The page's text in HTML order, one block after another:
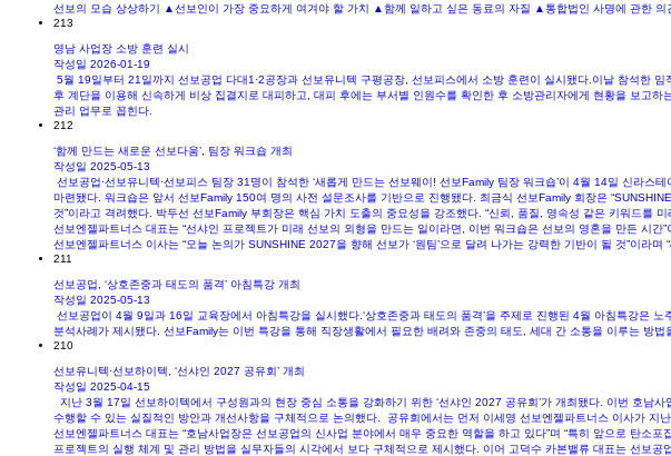
선보의 모습 상상하기 ▲선보인이 가장 중요하게 여겨야 할 가치 ▲함께 일하고 싶은 동료의 자질 ▲통합법인 사명에 관한 의
213
영남 사업장 소방 훈련 실시
작성일 2026-01-19
5월 19일부터 21일까지 선보공업 다대1·2공장과 선보유니텍 구평공장, 선보피스에서 소방 훈련이 실시됐다.이날 참석한
후 계단을 이용해 신속하게 비상 집결지로 대피하고, 대피 후에는 부서별 인원수를 확인한 후 소방관리자에게 현황을 보고
관리 업무로 꼽힌다.
212
‘함께 만드는 새로운 선보다움’, 팀장 워크숍 개최
작성일 2025-05-13
선보공업·선보유니텍·선보피스 팀장 31명이 참석한 ‘새롭게 만드는 선보웨이! 선보Family 팀장 워크숍’이 4월 14일 신라
마련됐다. 워크숍은 앞서 선보Family 150여 명의 사전 설문조사를 기반으로 진행됐다. 최금식 선보Family 회장은
것”이라고 격려했다. 박두선 선보Family 부회장은 핵심 가치 도출의 중요성을 강조했다. “신뢰, 품질, 영속성 같은 키워드를
선보엔젤파트너스 대표는 “선샤인 프로젝트가 미래 선보의 외형을 만드는 일이라면, 이번 워크숍은 선보의 영혼을 만든 시
선보엔젤파트너스 이사는 “오늘 논의가 SUNSHINE 2027을 향해 선보가 ‘원팀’으로 달려 나가는 강력한 기반이 될 것”이
211
선보공업, ‘상호존중과 태도의 품격’ 아침특강 개최
작성일 2025-05-13
선보공업이 4월 9일과 16일 교육장에서 아침특강을 실시했다.‘상호존중과 태도의 품격’을 주제로 진행된 4월 아침특강
분석사례가 제시됐다. 선보Family는 이번 특강을 통해 직장생활에서 필요한 배려와 존중의 태도, 세대 간 소통을 이루는 방법
210
선보유니텍·선보하이텍, ‘선샤인 2027 공유회’ 개최
작성일 2025-04-15
지난 3월 17일 선보하이텍에서 구성원과의 현장 중심 소통을 강화하기 위한 ‘선샤인 2027 공유회’가 개최됐다. 이번 호
수행할 수 있는 실질적인 방안과 개선사항을 구체적으로 논의했다. 공유회에서는 먼저 이세영 선보엔젤파트너스 이사가
선보엔젤파트너스 대표는 “호남사업장은 선보공업의 신사업 분야에서 매우 중요한 역할을 하고 있다”며 “특히 앞으로 탄
프로젝트의 실행 체계 및 관리 방법을 실무자들의 시각에서 보다 구체적으로 제시했다. 이어 고덕수 카본밸류 대표는 선보